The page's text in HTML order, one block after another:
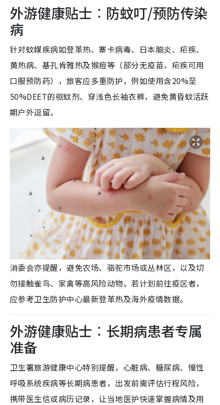
外游健康贴士︰防蚊叮/预防传染
病
针对蚊媒疾病如登革热、寨卡病毒、日本脑炎、疟疾、
黄热病、基孔肯雅热及猴痘等（部分无疫苗，疟疾可用
口服预防药），旅客应多重防护，例如使用含20%至
50%DEET的驱蚊剂、穿浅色长袖衣裤，避免黄昏蚊活跃
期户外逗留。
消委会亦提醒，避免农场、骆驼市场或丛林区，以及切
勿接触雀鸟、家禽等高风险动物。若计划前往疫区者，
应参考卫生防护中心最新登革热及海外疫情数据。
外游健康贴士︰长期病患者专属
准备
卫生署旅游健康中心特别提醒，心脏病、糖尿病、慢性
呼吸系统疾病等长期病患者，出发前需评估行程风险，
携带医生信或病历记录，让当地医护快速掌握病情及用